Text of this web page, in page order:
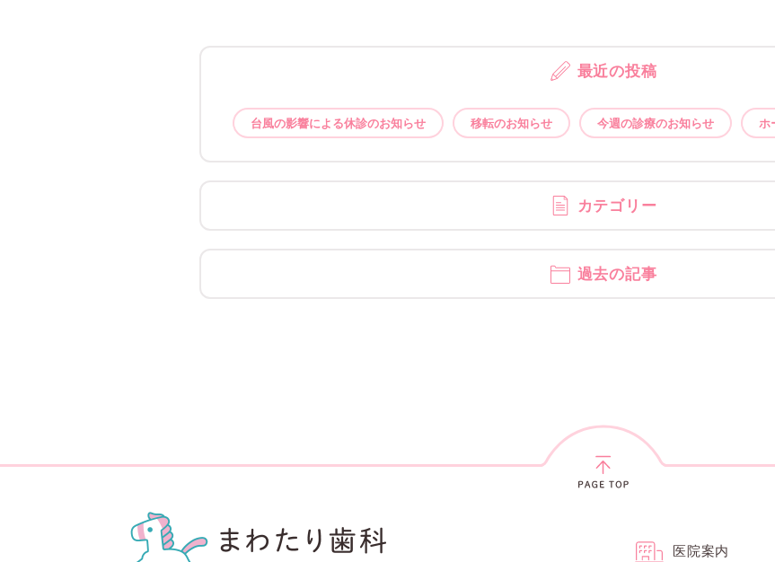
最近の投稿
台風の影響による休診のお知らせ 移転のお知らせ 今週の診療のお知らせ ホ
カテゴリー
過去の記事
医院案内